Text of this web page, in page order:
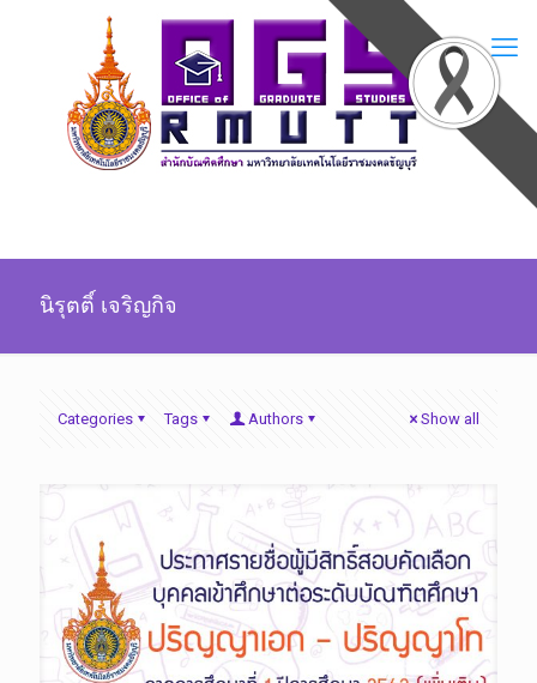
นิรุตติ์ เจริญกิจ
Categories Tags Authors Show all